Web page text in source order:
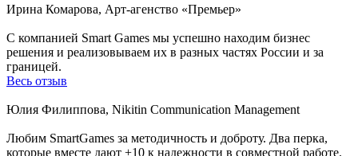
Ирина Комарова, Арт-агенство «Премьер»
С компанией Smart Games мы успешно находим бизнес
решения и реализовываем их в разных частях России и за
границей.
Весь отзыв
Юлия Филиппова, Nikitin Communication Management
Любим SmartGames за методичность и доброту. Два перка,
которые вместе дают +10 к надежности в совместной работе.